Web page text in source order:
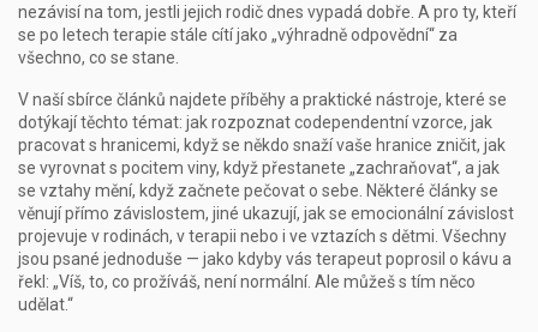
nezávisí na tom, jestli jejich rodič dnes vypadá dobře. A pro ty, kteří
se po letech terapie stále cítí jako „výhradně odpovědní“ za
všechno, co se stane.
V naší sbírce článků najdete příběhy a praktické nástroje, které se
dotýkají těchto témat: jak rozpoznat codependentní vzorce, jak
pracovat s hranicemi, když se někdo snaží vaše hranice zničit, jak
se vyrovnat s pocitem viny, když přestanete „zachraňovat“, a jak
se vztahy mění, když začnete pečovat o sebe. Některé články se
věnují přímo závislostem, jiné ukazují, jak se emocionální závislost
projevuje v rodinách, v terapii nebo i ve vztazích s dětmi. Všechny
jsou psané jednoduše — jako kdyby vás terapeut poprosil o kávu a
řekl: „Víš, to, co prožíváš, není normální. Ale můžeš s tím něco
udělat.“